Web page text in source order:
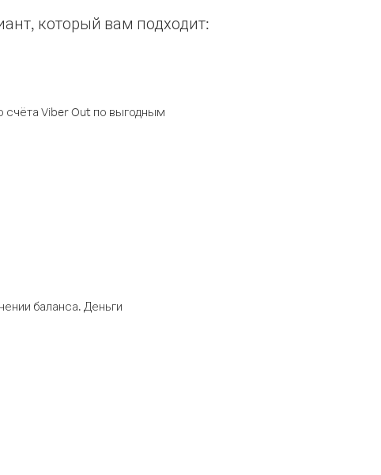
который вам подходит:
счёта Viber Out по выгодным
баланса. Деньги